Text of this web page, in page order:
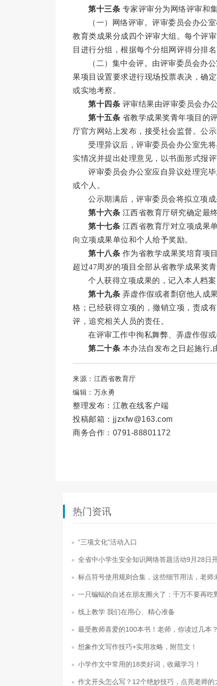
第十三条 专家评审分为网络评审和
（一）网络评审。评审委员会办公
教育类成果分成四个评审大组。每个评
目进行分组，根据每个分组网评得分排
（二）集中会评。由评审委员会办
果项目设置要求进行现场投票表决，确
或实地考察。
第十四条 评审结果由评审委员会办
第十五条 省教学成果奖青年项目的
厅官方网站上发布，接受社会监督。公
受理异议后，评审委员会办公室先
实情况并提出处理意见，以书面形式报
评审委员会办公室应自异议处理完
或个人。
公示期满后，评审委员会将拟立项
第十六条 江西省教育厅研究确定最
第十七条 江西省教育厅对立项成果
向立项成果单位和个人给予奖励。
第十八条 作为省教学成果奖培育项
超过47周岁的项目全部从省教学成果奖
个人获得立项成果的，记入本人档
第十九条 弄虚作假或者剽窃他人成
格；已经获得立项的，撤销立项，责成
评，追究相关人员的责任。
在评审工作中徇私舞弊、弄虚作假
第二十条 本办法自发布之日起施行,
来源：江西省教育厅
编辑：万永勇
整理发布：江教在线客户端
投稿邮箱：jjzxfw@163.com
商务合作：0791-88801172
热门资讯
“三项文化”活动入口
全省中小学生安全知识网络答题活动9月28日
标点符号使用规则合集，这些细节用法，老师
一只蝙蝠的自述在朋友圈火了：千万不要再吃
线上教学 我们在用心、精心准备
最受教师喜爱的100本书！老师，你读过几本
想象作文写作技巧+实用攻略，附范文！
小学作文中常用的18类好词，收藏学习！
作文开头怎么写？12个绝妙技巧，点亮老师的